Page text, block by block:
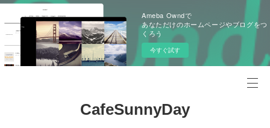
Ameba Owndで
あなただけのホームページやブログをつ
くろう
今すぐ試す
CafeSunnyDay